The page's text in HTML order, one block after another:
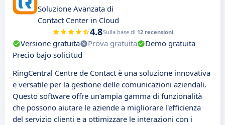
Soluzione Avanzata di
Contact Center in Cloud
4.8Sulla base di 12 recensioni
Versione gratuita Prova gratuita
Demo gratuita
Precio bajo solicitud
RingCentral Centre de Contact è una soluzione innovativa
e versatile per la gestione delle comunicazioni aziendali.
Questo software offre un'ampia gamma di funzionalità
che possono aiutare le aziende a migliorare l'efficienza
del servizio clienti e a ottimizzare le interazioni con i